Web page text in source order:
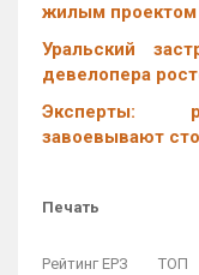
жилым проектом
Уральский
девелопера
Эксперты:
завоевывают
Печать
Рейтинг ЕРЗ ТОП